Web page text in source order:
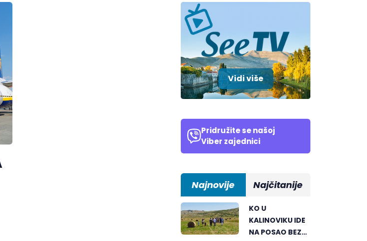
Vidi više
Pridružite se našoj
Viber zajednici
Najnovije Najčitanije
KO U
KALINOVIKU IDE
NA POSAO BEZ